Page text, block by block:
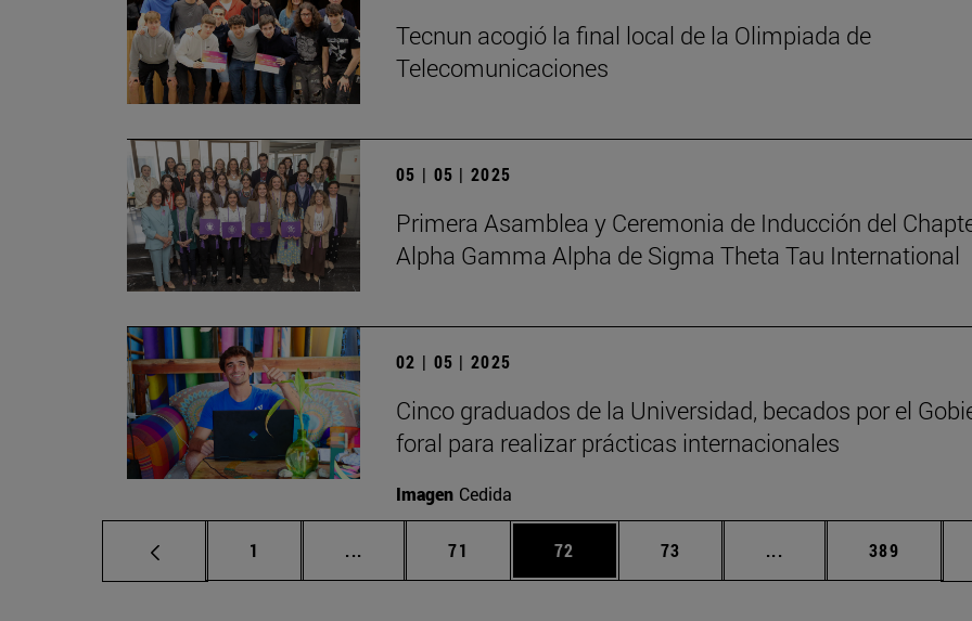
­Tecnun acogió la final local de la Olimpiada de
Telecomunicaciones
05 | 05 | 2025
Primera Asamblea y Ceremonia de Inducción del
Alpha Gamma Alpha de Sigma Theta Tau International
02 | 05 | 2025
Cinco graduados de la Universidad, becados por el
foral para realizar prácticas internacionales
Imagen Cedida
Página
1 ... Páginas intermedias Use TAB para desplazarse.
Página
71 Página
72 Página
73 ... Páginas intermedias
Página
389